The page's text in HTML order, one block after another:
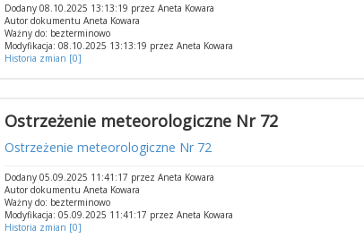
Dodany 08.10.2025 13:13:19 przez Aneta Kowara
Autor dokumentu Aneta Kowara
Ważny do: bezterminowo
Modyfikacja: 08.10.2025 13:13:19 przez Aneta Kowara
Historia zmian [0]
Ostrzeżenie meteorologiczne Nr 72
Ostrzeżenie meteorologiczne Nr 72
Dodany 05.09.2025 11:41:17 przez Aneta Kowara
Autor dokumentu Aneta Kowara
Ważny do: bezterminowo
Modyfikacja: 05.09.2025 11:41:17 przez Aneta Kowara
Historia zmian [0]